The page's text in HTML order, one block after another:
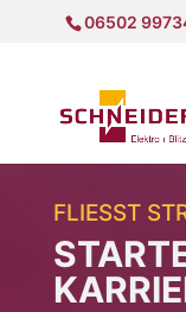
06502
FLIESST